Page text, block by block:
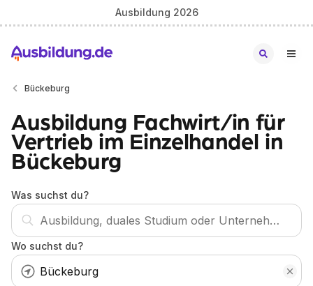
Ausbildung 2026
Bückeburg
Ausbildung Fachwirt/in für
Vertrieb im Einzelhandel in
Bückeburg
Was suchst du?
Wo suchst du?